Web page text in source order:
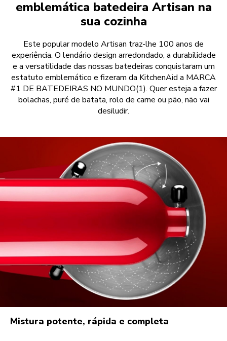
emblemática batedeira Artisan na
sua cozinha
Este popular modelo Artisan traz-lhe 100 anos de
experiência. O lendário design arredondado, a durabilidade
e a versatilidade das nossas batedeiras conquistaram um
estatuto emblemático e fizeram da KitchenAid a MARCA
#1 DE BATEDEIRAS NO MUNDO(1). Quer esteja a fazer
bolachas, puré de batata, rolo de carne ou pão, não vai
desiludir.
Mistura potente, rápida e completa